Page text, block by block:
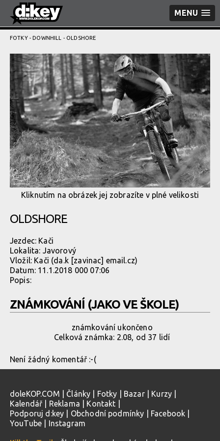
MENU
FOTKY-DOWNHILL - OLDSHORE
Kliknutím na obrázek jej zobrazíte v plné velikosti
OLDSHORE
Jezdec: Kači
Lokalita: Javorový
Vložil: Kači (da.k [zavinac] email.cz)
Datum: 11.1.2018 000 07:06
Popis:
ZNÁMKOVÁNÍ (JAKO VE ŠKOLE)
známkování ukončeno
Celková známka: 2.08, od 37 lidí
Není žádný komentář :-(
doleKOP.COM Články Fotky Bazar| Kurzy
Kalendář
Reklama Kontakt
Podporuj d:key
Obchodní podmínky Facebook
YouTube
Instagram